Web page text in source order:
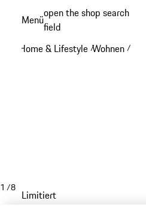
Hauptinhalt
Menüopen the shop search
field
Home & Lifestyle /Wohnen /
1 /8
Limitiert